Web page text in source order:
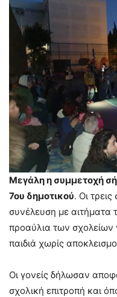
Μεγάλη η συμμετοχή
7ου δημοτικού. Οι
συνέλευση με αιτήματα
προαύλια των σχολείων
παιδιά χωρίς
Οι γονείς δήλωσαν
σχολική επιτροπή και